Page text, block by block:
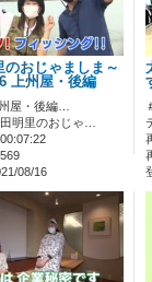
のおじゃましま～
上州屋・後編
屋・後編…
明里のおじゃ…
08/16